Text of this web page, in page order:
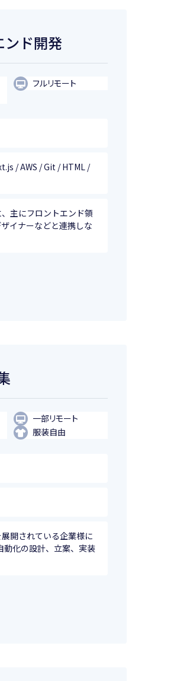
ンド開発
フルリモート
/ AWS / Git / HTML /
主にフロントエンド領
イナーなどと連携しな
一部リモート
服装自由
開されている企業様に
動化の設計、立案、実装